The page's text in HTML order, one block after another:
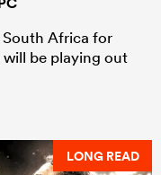
Africa for
will be playing out
LONG READ